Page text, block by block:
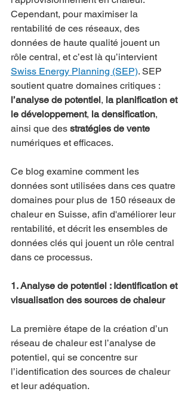
Cependant, pour maximiser la
rentabilité de ces réseaux, des
données de haute qualité jouent un
rôle central, et c’est là qu’intervient
Swiss Energy Planning (SEP). SEP
soutient quatre domaines critiques :
l’analyse de potentiel, la planification et
le développement, la densification,
ainsi que des stratégies de vente
numériques et efficaces.
Ce blog examine comment les
données sont utilisées dans ces quatre
domaines pour plus de 150 réseaux de
chaleur en Suisse, afin d'améliorer leur
rentabilité, et décrit les ensembles de
données clés qui jouent un rôle central
dans ce processus.
1. Analyse de potentiel : Identification et
visualisation des sources de chaleur
La première étape de la création d’un
réseau de chaleur est l’analyse de
potentiel, qui se concentre sur
l’identification des sources de chaleur
et leur adéquation.